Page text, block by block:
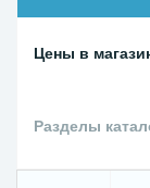
Цены в
Разделы